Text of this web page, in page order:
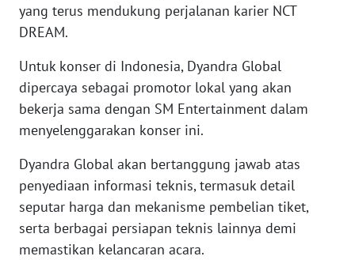
yang terus mendukung perjalanan karier NCT
DREAM.
Untuk konser di Indonesia, Dyandra Global
dipercaya sebagai promotor lokal yang akan
bekerja sama dengan SM Entertainment dalam
menyelenggarakan konser ini.
Dyandra Global akan bertanggung jawab atas
penyediaan informasi teknis, termasuk detail
seputar harga dan mekanisme pembelian tiket,
serta berbagai persiapan teknis lainnya demi
memastikan kelancaran acara.
WN
BARAT
WN
RIAU
WN
SERAMBI
JAMBI